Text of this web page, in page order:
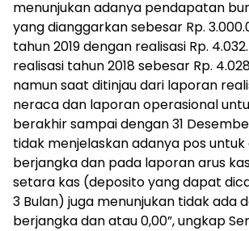
menunjukan adanya pendapatan
yang dianggarkan sebesar Rp.
tahun 2019 dengan realisasi Rp.
realisasi tahun 2018 sebesar Rp.
namun saat ditinjau dari laporan
neraca dan laporan operasional
berakhir sampai dengan 31
tidak menjelaskan adanya pos
berjangka dan pada laporan arus
setara kas (deposito yang dapat
3 Bulan) juga menunjukan tidak ada
berjangka dan atau 0,00”, ungkap